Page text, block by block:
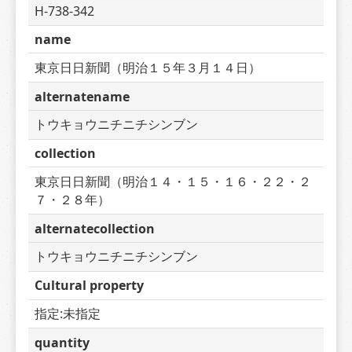
H-738-342
name
東京日日新聞（明治１５年３月１４日）
alternatename
トウキョウニチニチシンブン
collection
東京日日新聞（明治１４・１５・１６・２２・２
７・２８年）
alternatecollection
トウキョウニチニチシンブン
Cultural property
指定:未指定
quantity